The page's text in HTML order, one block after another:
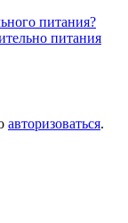
питания?
питания
авторизоваться.